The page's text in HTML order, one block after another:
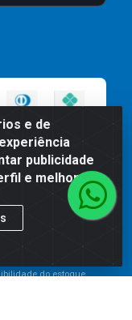
e de
publicidade
e melhorar a
e frete são válidos
site. Caso haja
o preço que for
do estoque.